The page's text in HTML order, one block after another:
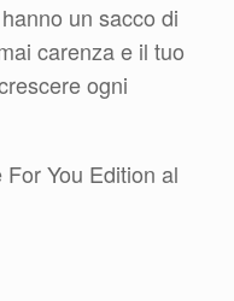
un sacco di
carenza e il tuo
ogni
You Edition al